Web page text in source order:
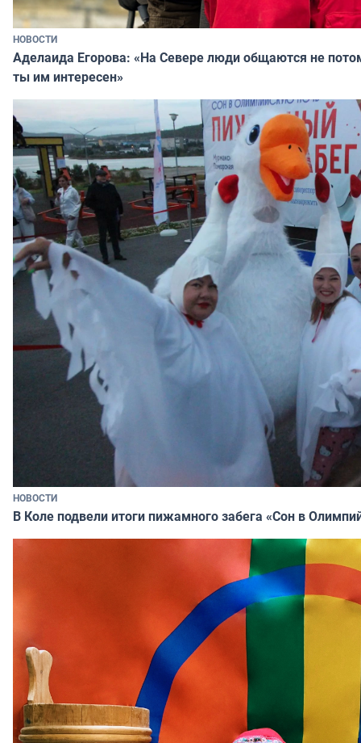
НОВОСТИ
Аделаида Егорова: «На Севере люди общаются не
ты им интересен»
НОВОСТИ
В Коле подвели итоги пижамного забега «Сон в